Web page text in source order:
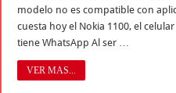
modelo no es compatible con
cuesta hoy el Nokia 1100, el
tiene WhatsApp Al ser …
VER MAS...